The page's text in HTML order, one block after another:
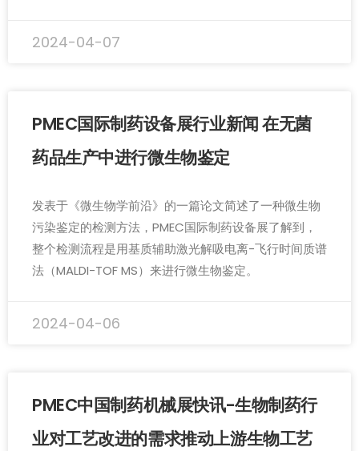
2024-04-07
PMEC国际制药设备展行业新闻 在无菌
药品生产中进行微生物鉴定
发表于《微生物学前沿》的一篇论文简述了一种微生物
污染鉴定的检测方法，PMEC国际制药设备展了解到，
整个检测流程是用基质辅助激光解吸电离-飞行时间质谱
法（MALDI-TOF MS）来进行微生物鉴定。
2024-04-06
PMEC中国制药机械展快讯-生物制药行
业对工艺改进的需求推动上游生物工艺